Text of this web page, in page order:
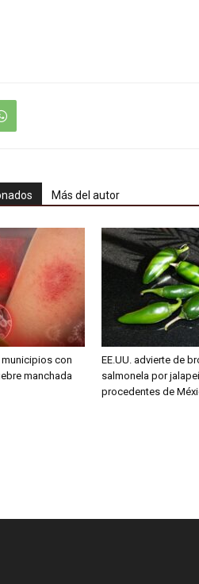
Más del autor
municipios con
manchada
EE.UU. advierte de
salmonela por
procedentes de